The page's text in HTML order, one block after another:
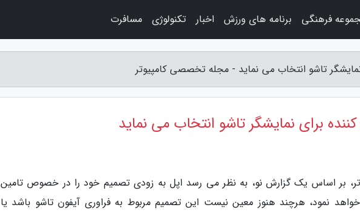
تاشو انتخاب می نماید - مجله تخصصی کامپیوتر
برای نمایشگر تاشو انتخاب می نماید
بر اساس یک گزارش نو، به نظر می رسد اپل به زودی تصمیم خود را در خصوص تامین
نمود، هرچند هنوز معین نیست این تصمیم مربوط به فراوری آیفون تاشو باشد یا
فرهنگی برنامه های ورزش اخبار تکنولوژی مسافرت